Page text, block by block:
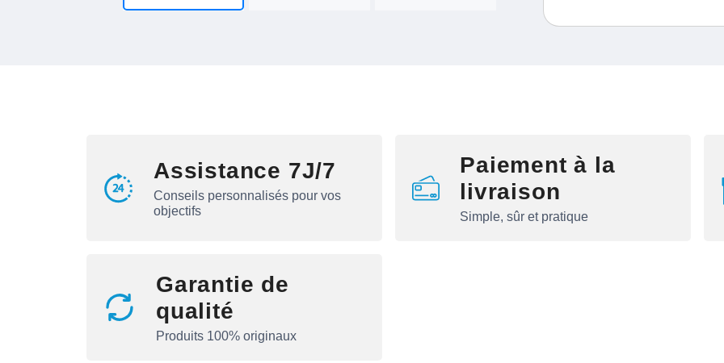
Assistance 7J/7
Conseils personnalisés pour vos
objectifs
Paiement à la
livraison
Simple, sûr et pratique
Garantie de
qualité
Produits 100% originaux